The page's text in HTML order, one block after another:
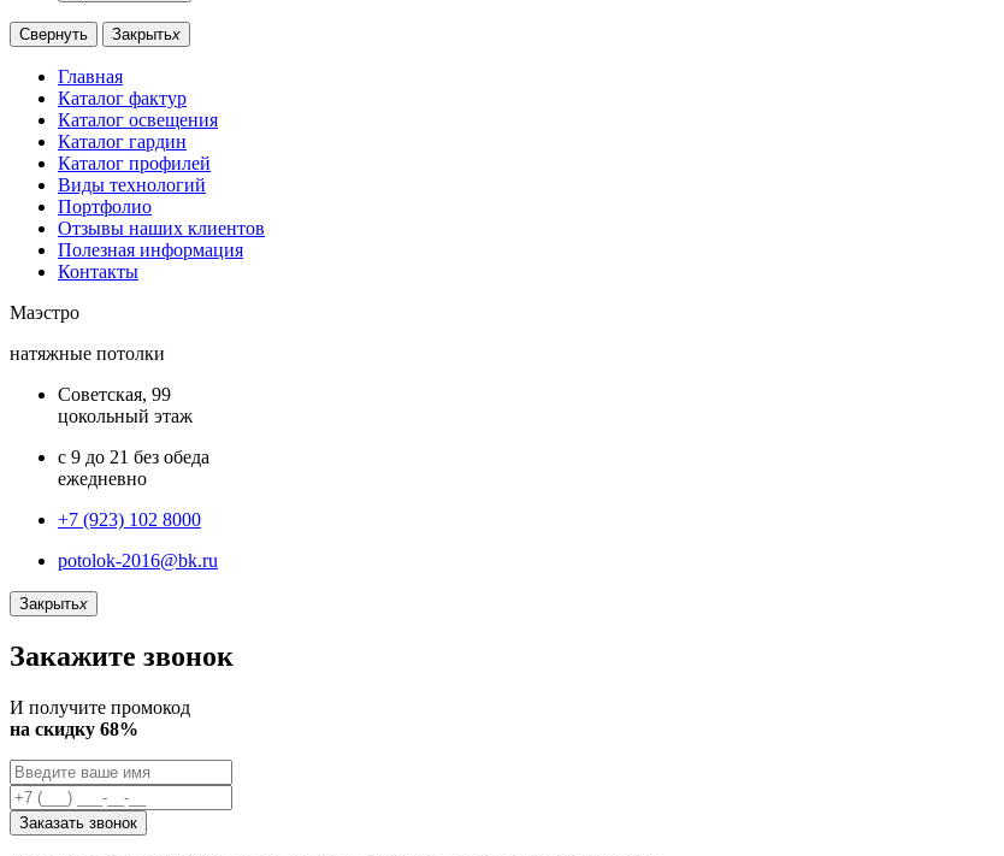
Свернуть Закрытьx
Главная
Каталог фактур
Каталог освещения
Каталог гардин
Каталог профилей
Виды технологий
Портфолио
Отзывы наших клиентов
Полезная информация
Контакты
Маэстро
натяжные потолки
Советская, 99
цокольный этаж
с 9 до 21 без обеда
ежедневно
+7 (923) 102 8000
potolok-2016@bk.ru
Закрытьx
Закажите звонок
И получите промокод
на скидку 68%
Заказать звонок